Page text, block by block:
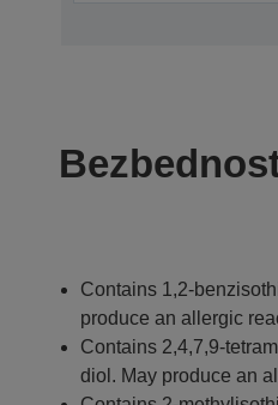
Contains 1,2-
produce an allergic
Contains 2,4,7,9-
diol. May produce an